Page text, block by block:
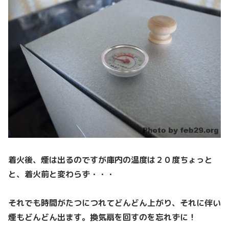
着火後、煙は出るのですが庫内の温度は２０度ちょっと
と、着火前と変わらず・・・
それでも時間がたつにつれてどんどん上がり、それに伴い
煙もどんどん出ます。換気扇を回すのを忘れずに！